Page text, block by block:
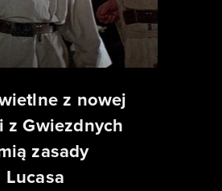
z nowej
Gwiezdnych
zasady
Lucasa